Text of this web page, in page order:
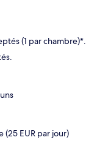
(1 par chambre)*.
EUR par jour)